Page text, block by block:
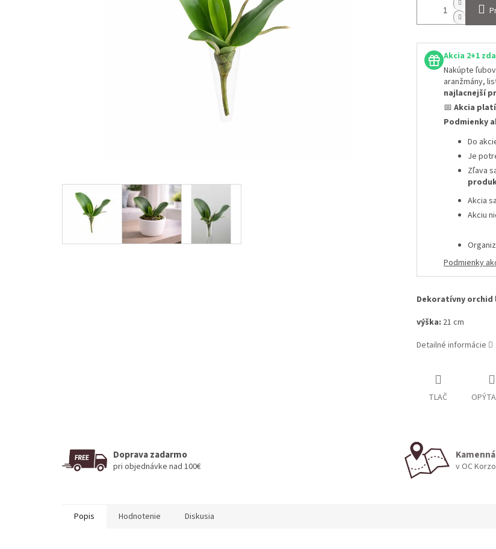
Akcia 2+1
Nakúpte
aranžmány,
najlacnejší
📅 Akcia
Podmienky
Do
Je
Zľava
Akcia
Akciu
Podmienky
Dekoratívny orchid
výška: 21 cm
Detailné informácie
TLAČ
Doprava zadarmo
pri objednávke nad 100€ v OC
Popis Hodnotenie Diskusia